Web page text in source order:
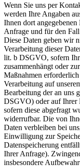
Wenn Sie uns per
werden Ihre Angaben
Ihnen dort
Anfrage und für den
Diese Daten geben wir
Verarbeitung dieser
lit. b DSGVO, sofern
zusammenhängt oder
Maßnahmen
Verarbeitung auf
Bearbeitung der an uns
DSGVO) oder auf
sofern diese abgefragt
widerrufbar. Die von
Daten verbleiben bei
Einwilligung zur
Datenspeicherung
Ihrer Anfrage).
insbesondere